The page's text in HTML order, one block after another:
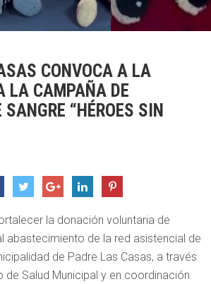
CONVOCA A LA
LA CAMPAÑA DE
“HÉROES SIN
la donación voluntaria de
abastecimiento de la red asistencial de
de Padre Las Casas, a través
de Salud Municipal y en coordinación